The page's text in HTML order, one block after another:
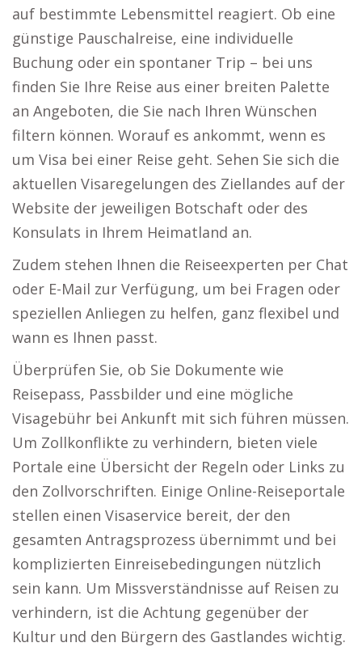
auf bestimmte Lebensmittel reagiert. Ob eine
günstige Pauschalreise, eine individuelle
Buchung oder ein spontaner Trip – bei uns
finden Sie Ihre Reise aus einer breiten Palette
an Angeboten, die Sie nach Ihren Wünschen
filtern können. Worauf es ankommt, wenn es
um Visa bei einer Reise geht. Sehen Sie sich die
aktuellen Visaregelungen des Ziellandes auf der
Website der jeweiligen Botschaft oder des
Konsulats in Ihrem Heimatland an.
Zudem stehen Ihnen die Reiseexperten per Chat
oder E-Mail zur Verfügung, um bei Fragen oder
speziellen Anliegen zu helfen, ganz flexibel und
wann es Ihnen passt.
Überprüfen Sie, ob Sie Dokumente wie
Reisepass, Passbilder und eine mögliche
Visagebühr bei Ankunft mit sich führen müssen.
Um Zollkonflikte zu verhindern, bieten viele
Portale eine Übersicht der Regeln oder Links zu
den Zollvorschriften. Einige Online-Reiseportale
stellen einen Visaservice bereit, der den
gesamten Antragsprozess übernimmt und bei
komplizierten Einreisebedingungen nützlich
sein kann. Um Missverständnisse auf Reisen zu
verhindern, ist die Achtung gegenüber der
Kultur und den Bürgern des Gastlandes wichtig.